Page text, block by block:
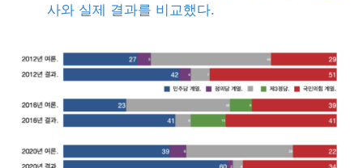
사와 실제 결과를 비교했다.